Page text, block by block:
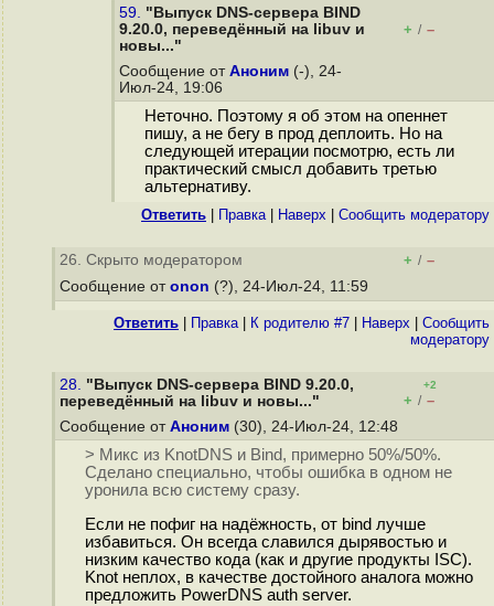
59. "Выпуск DNS-сервера BIND
9.20.0, переведённый на libuv и
новы..."
+ / –
Сообщение от Аноним (-), 24-
Июл-24, 19:06
Неточно. Поэтому я об этом на опеннет
пишу, а не бегу в прод деплоить. Но на
следующей итерации посмотрю, есть ли
практический смысл добавить третью
альтернативу.
Ответить Правка| Наверх Cообщить модератору
26. Скрыто модератором + / –
Сообщение от onon (?), 24-Июл-24, 11:59
Ответить Правка| К родителю #7 Наверх
Cообщить
модератору
28. "Выпуск DNS-сервера BIND 9.20.0,
переведённый на libuv и новы..."
+2
+ / –
Сообщение от Аноним (30), 24-Июл-24, 12:48
> Микс из KnotDNS и Bind, примерно 50%/50%.
Сделано специально, чтобы ошибка в одном не
уронила всю систему сразу.
Если не пофиг на надёжность, от bind лучше
избавиться. Он всегда славился дырявостью и
низким качество кода (как и другие продукты ISC).
Knot неплох, в качестве достойного аналога можно
предложить PowerDNS auth server.